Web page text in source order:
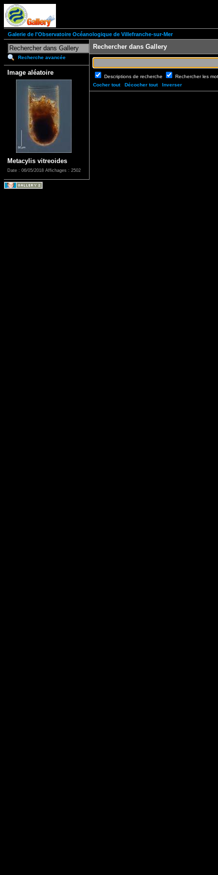
Galerie de l'Observatoire Océanologique de Villefranche-sur-Mer
Recherche avancée
Image aléatoire
Metacylis vitreoides
Date : 06/05/2018 Affichages : 2502
Rechercher dans Gallery
Descriptions de recherche
Rechercher les
Cocher tout
Décocher tout Inverser